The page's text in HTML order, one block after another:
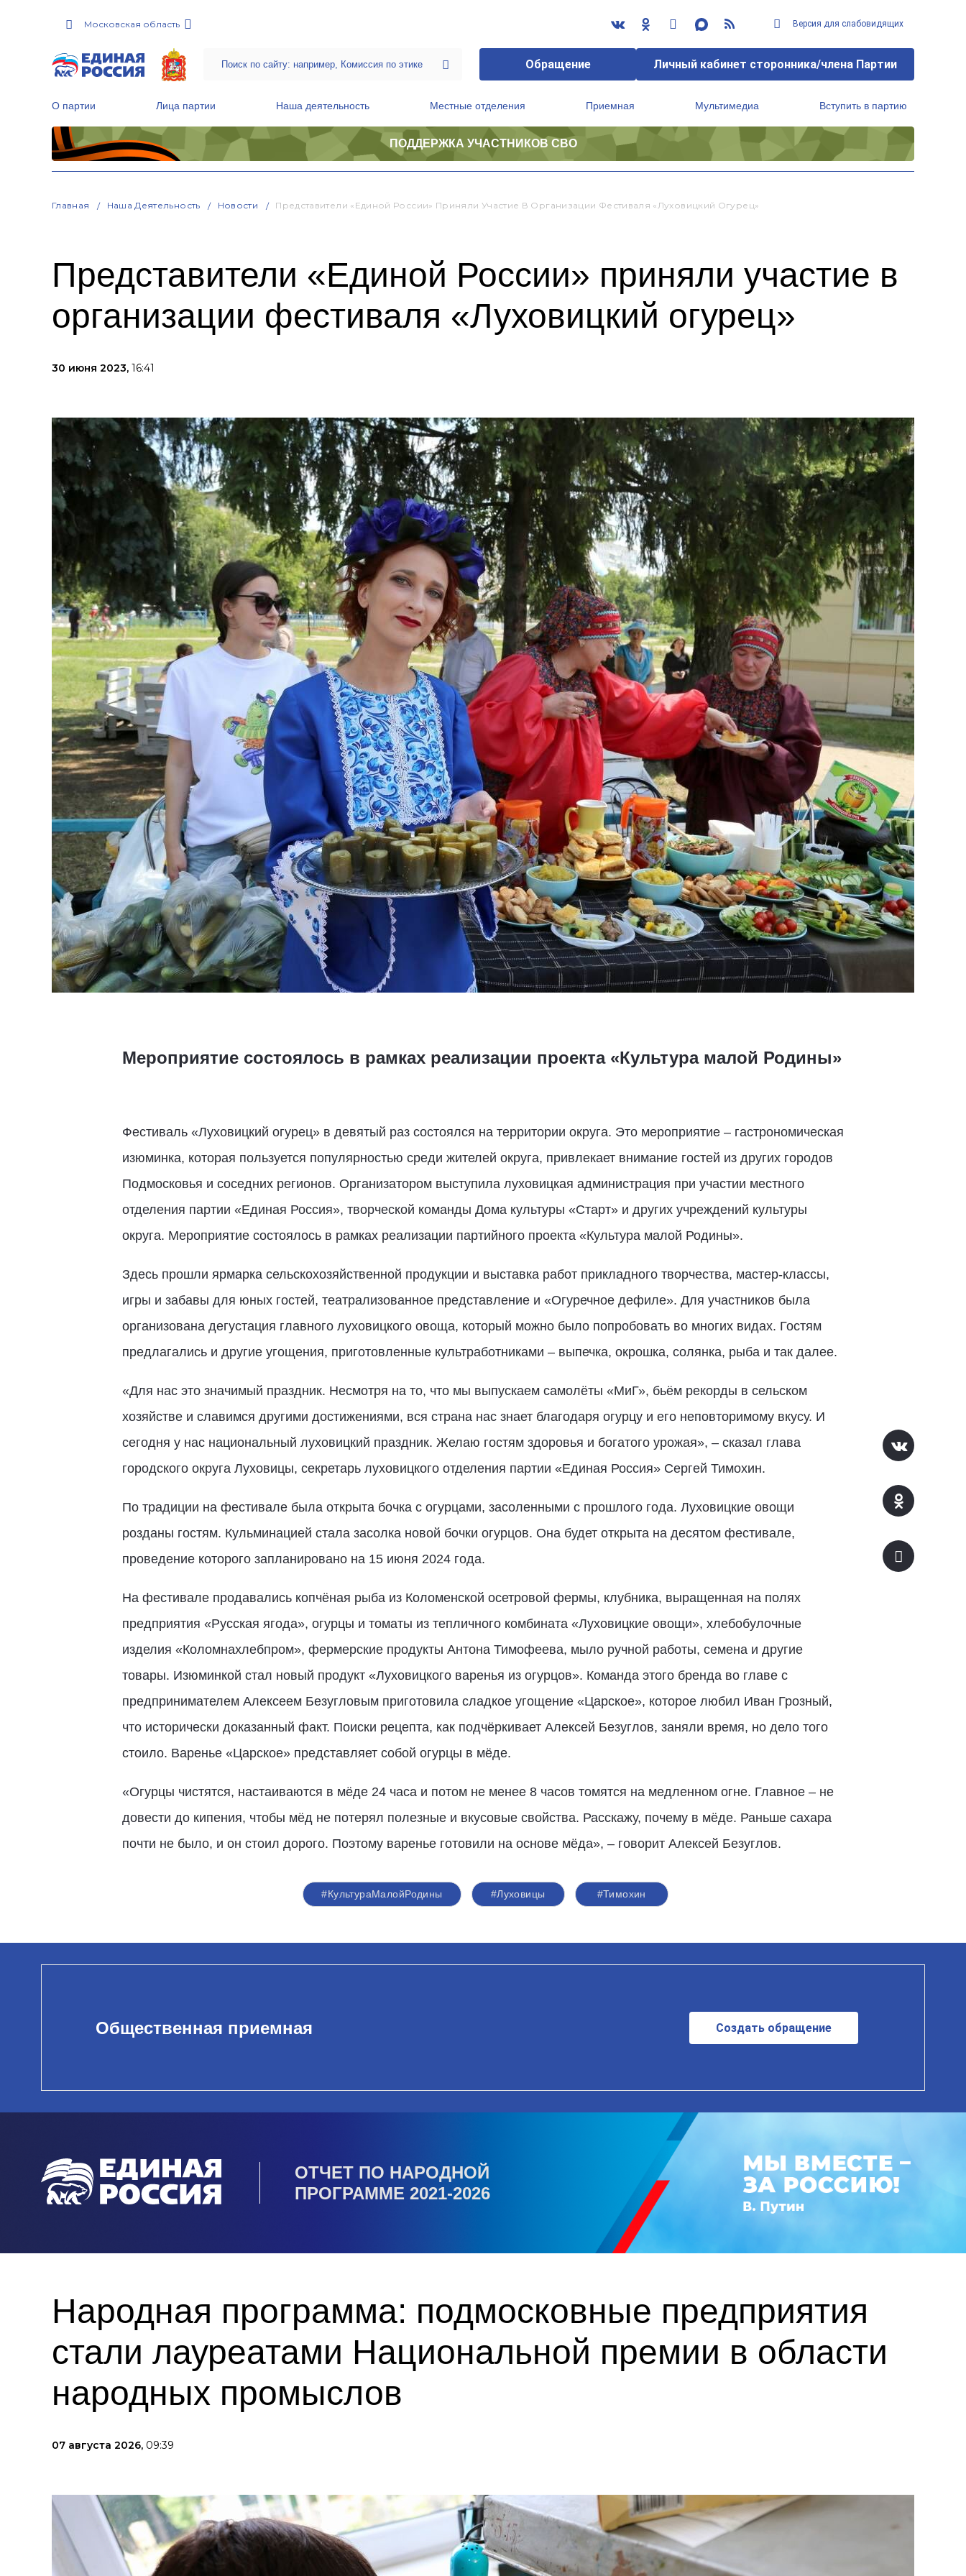
Московская область Версия для слабовидящих
Обращение Личный кабинет сторонника/члена Партии
О партии Лица партии Наша деятельность Местные отделения Приемная Мультимедиа Вступить в партию
ПОДДЕРЖКА УЧАСТНИКОВ СВО
Главная Наша Деятельность Новости Представители «Единой России» Приняли Участие В Организации Фестиваля «Луховицкий Огурец»
Представители «Единой России» приняли участие в
организации фестиваля «Луховицкий огурец»
30 июня 2023, 16:41
Мероприятие состоялось в рамках реализации проекта «Культура малой Родины»
Фестиваль «Луховицкий огурец» в девятый раз состоялся на территории округа. Это мероприятие – гастрономическая
изюминка, которая пользуется популярностью среди жителей округа, привлекает внимание гостей из других городов
Подмосковья и соседних регионов. Организатором выступила луховицкая администрация при участии местного
отделения партии «Единая Россия», творческой команды Дома культуры «Старт» и других учреждений культуры
округа. Мероприятие состоялось в рамках реализации партийного проекта «Культура малой Родины».
Здесь прошли ярмарка сельскохозяйственной продукции и выставка работ прикладного творчества, мастер-классы,
игры и забавы для юных гостей, театрализованное представление и «Огуречное дефиле». Для участников была
организована дегустация главного луховицкого овоща, который можно было попробовать во многих видах. Гостям
предлагались и другие угощения, приготовленные культработниками – выпечка, окрошка, солянка, рыба и так далее.
«Для нас это значимый праздник. Несмотря на то, что мы выпускаем самолёты «МиГ», бьём рекорды в сельском
хозяйстве и славимся другими достижениями, вся страна нас знает благодаря огурцу и его неповторимому вкусу. И
сегодня у нас национальный луховицкий праздник. Желаю гостям здоровья и богатого урожая», – сказал глава
городского округа Луховицы, секретарь луховицкого отделения партии «Единая Россия» Сергей Тимохин.
По традиции на фестивале была открыта бочка с огурцами, засоленными с прошлого года. Луховицкие овощи
розданы гостям. Кульминацией стала засолка новой бочки огурцов. Она будет открыта на десятом фестивале,
проведение которого запланировано на 15 июня 2024 года.
На фестивале продавались копчёная рыба из Коломенской осетровой фермы, клубника, выращенная на полях
предприятия «Русская ягода», огурцы и томаты из тепличного комбината «Луховицкие овощи», хлебобулочные
изделия «Коломнахлебпром», фермерские продукты Антона Тимофеева, мыло ручной работы, семена и другие
товары. Изюминкой стал новый продукт «Луховицкого варенья из огурцов». Команда этого бренда во главе с
предпринимателем Алексеем Безугловым приготовила сладкое угощение «Царское», которое любил Иван Грозный,
что исторически доказанный факт. Поиски рецепта, как подчёркивает Алексей Безуглов, заняли время, но дело того
стоило. Варенье «Царское» представляет собой огурцы в мёде.
«Огурцы чистятся, настаиваются в мёде 24 часа и потом не менее 8 часов томятся на медленном огне. Главное – не
довести до кипения, чтобы мёд не потерял полезные и вкусовые свойства. Расскажу, почему в мёде. Раньше сахара
почти не было, и он стоил дорого. Поэтому варенье готовили на основе мёда», – говорит Алексей Безуглов.
#КультураМалойРодины #Луховицы #Тимохин
Общественная приемная Создать обращение
ОТЧЕТ ПО НАРОДНОЙ
ПРОГРАММЕ 2021-2026
Народная программа: подмосковные предприятия
стали лауреатами Национальной премии в области
народных промыслов
07 августа 2026, 09:39